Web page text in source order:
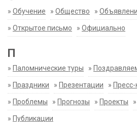
» Обучение » Общество »
» Открытое письмо » Официально
П
» Паломнические туры »
» Праздники » Презентации »
» Проблемы » Прогнозы » Проекты »
» Публикации